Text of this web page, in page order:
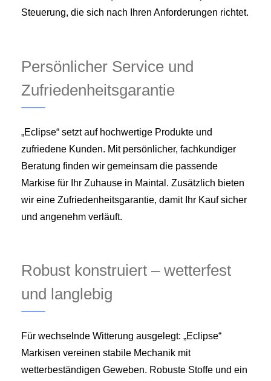
Steuerung, die sich nach Ihren Anforderungen richtet.
Persönlicher Service und
Zufriedenheitsgarantie
„Eclipse“ setzt auf hochwertige Produkte und
zufriedene Kunden. Mit persönlicher, fachkundiger
Beratung finden wir gemeinsam die passende
Markise für Ihr Zuhause in Maintal. Zusätzlich bieten
wir eine Zufriedenheitsgarantie, damit Ihr Kauf sicher
und angenehm verläuft.
Robust konstruiert – wetterfest
und langlebig
Für wechselnde Witterung ausgelegt: „Eclipse“
Markisen vereinen stabile Mechanik mit
wetterbeständigen Geweben. Robuste Stoffe und ein